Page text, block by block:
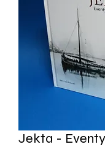
Jekta -